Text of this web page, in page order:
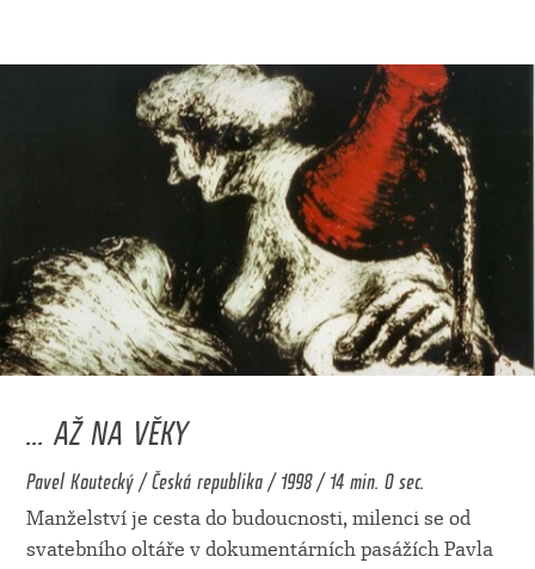
... AŽ NA VĚKY
Pavel Koutecký / Česká republika / 1998 / 14 min. 0 sec.
Manželství je cesta do budoucnosti, milenci se od
svatebního oltáře v dokumentárních pasážích Pavla